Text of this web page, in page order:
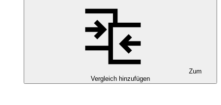
Zum
Vergleich hinzufügen